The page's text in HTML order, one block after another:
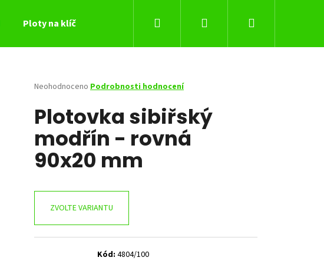
Ploty na klíč Hledat PřihlášeníNákupní
Průměrné
produktu
je
5
hvězdiček.
Neohodnoceno Podrobnosti hodnocení
Plotovka sibiřský
modřín - rovná
90x20 mm
ZVOLTE VARIANTU
Kód: 4804/100
Následující